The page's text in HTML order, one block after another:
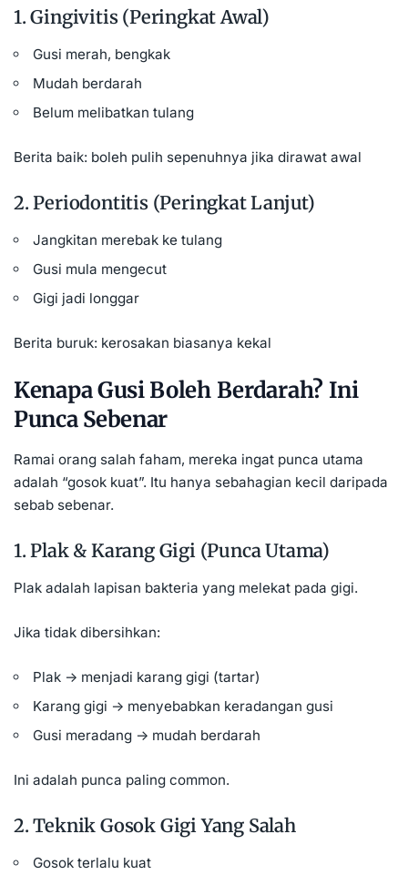
1. Gingivitis (Peringkat Awal)
Gusi merah, bengkak
Mudah berdarah
Belum melibatkan tulang
Berita baik: boleh pulih sepenuhnya jika dirawat awal
2. Periodontitis (Peringkat Lanjut)
Jangkitan merebak ke tulang
Gusi mula mengecut
Gigi jadi longgar
Berita buruk: kerosakan biasanya kekal
Kenapa Gusi Boleh Berdarah? Ini
Punca Sebenar
Ramai orang salah faham, mereka ingat punca utama
adalah “gosok kuat”. Itu hanya sebahagian kecil daripada
sebab sebenar.
1. Plak & Karang Gigi (Punca Utama)
Plak adalah lapisan bakteria yang melekat pada gigi.
Jika tidak dibersihkan:
Plak → menjadi karang gigi (tartar)
Karang gigi → menyebabkan keradangan gusi
Gusi meradang → mudah berdarah
Ini adalah punca paling common.
2. Teknik Gosok Gigi Yang Salah
Gosok terlalu kuat